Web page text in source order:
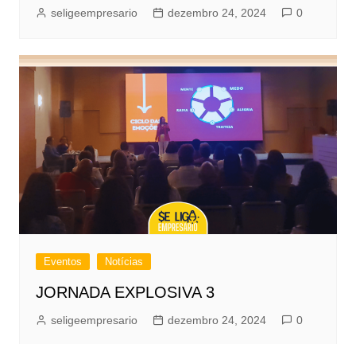
seligeempresario dezembro 24, 2024 0
Eventos Notícias
JORNADA EXPLOSIVA 3
seligeempresario dezembro 24, 2024 0